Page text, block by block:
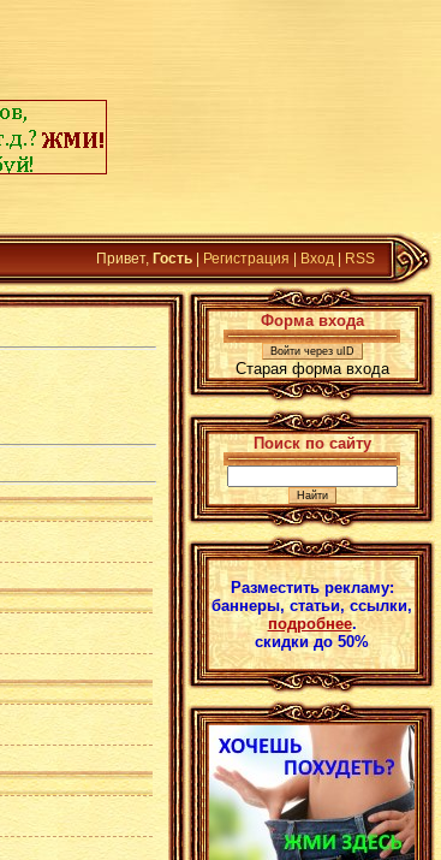
Привет, Гость Регистрация Вход RSS
Форма входа
Войти через uID
Старая форма входа
Поиск по сайту
Разместить рекламу:
баннеры, статьи, ссылки,
подробнее.
скидки до 50%